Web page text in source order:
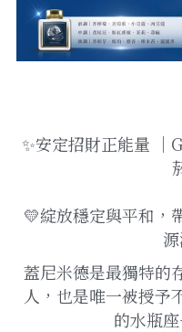
✨安定招財正能量
💛綻放穩定與平和，
蓋尼米德是最獨特的
人，也是唯一被授予
的水瓶